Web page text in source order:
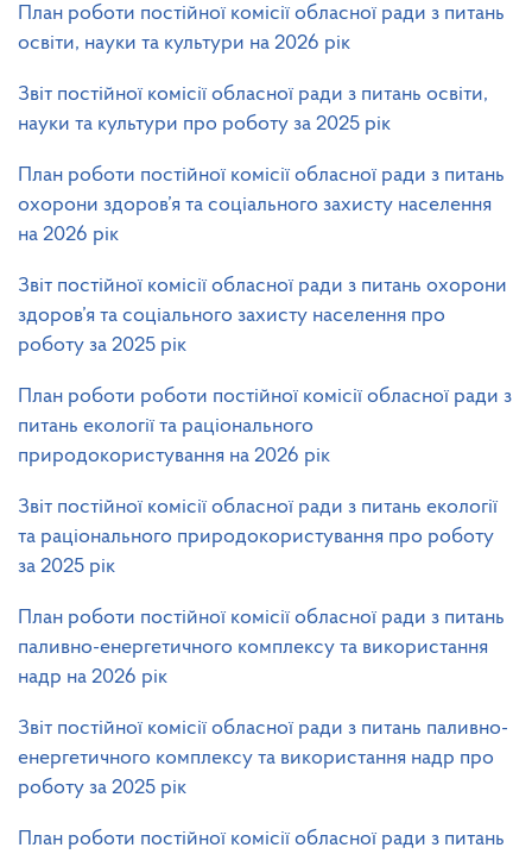
План роботи постійної комісії обласної ради з питань
освіти, науки та культури на 2026 рік
Звіт постійної комісії обласної ради з питань освіти,
науки та культури про роботу за 2025 рік
План роботи постійної комісії обласної ради з питань
охорони здоров’я та соціального захисту населення
на 2026 рік
Звіт постійної комісії обласної ради з питань охорони
здоров’я та соціального захисту населення про
роботу за 2025 рік
План роботи роботи постійної комісії обласної ради з
питань екології та раціонального
природокористування на 2026 рік
Звіт постійної комісії обласної ради з питань екології
та раціонального природокористування про роботу
за 2025 рік
План роботи постійної комісії обласної ради з питань
паливно-енергетичного комплексу та використання
надр на 2026 рік
Звіт постійної комісії обласної ради з питань паливно-
енергетичного комплексу та використання надр про
роботу за 2025 рік
План роботи постійної комісії обласної ради з питань